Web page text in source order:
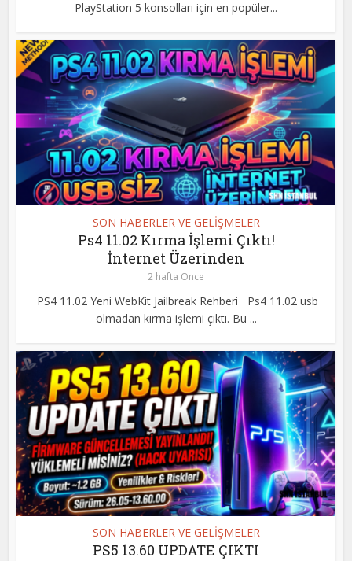
PlayStation 5 konsolları için en popüler...
SON HABERLER VE GELİŞMELER
Ps4 11.02 Kırma İşlemi Çıktı!
İnternet Üzerinden
2 hafta Önce
PS4 11.02 Yeni WebKit Jailbreak Rehberi Ps4 11.02 usb
olmadan kırma işlemi çıktı. Bu ...
SON HABERLER VE GELİŞMELER
PS5 13.60 UPDATE ÇIKTI